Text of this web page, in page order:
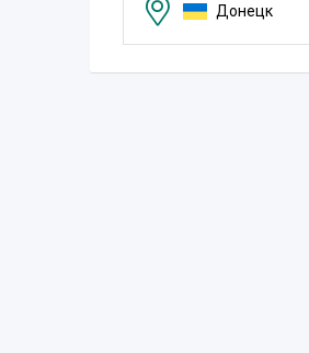
Донецк